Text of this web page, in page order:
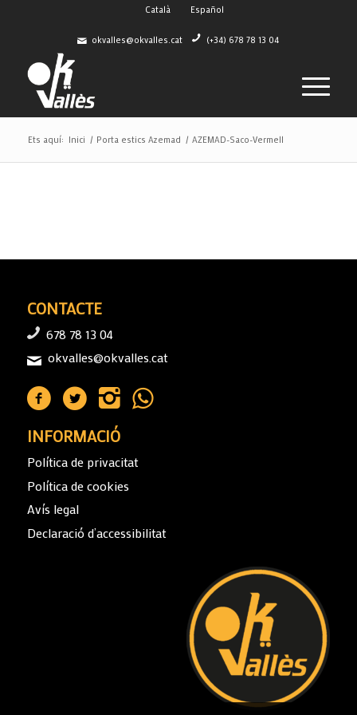
Català Español
okvalles@okvalles.cat (+34) 678 78 13 04
Ets aquí: Inici / Porta estics Azemad / AZEMAD-Saco-Vermell
CONTACTE
678 78 13 04
okvalles@okvalles.cat
INFORMACIÓ
Política de privacitat
Política de cookies
Avís legal
Declaració d’accessibilitat